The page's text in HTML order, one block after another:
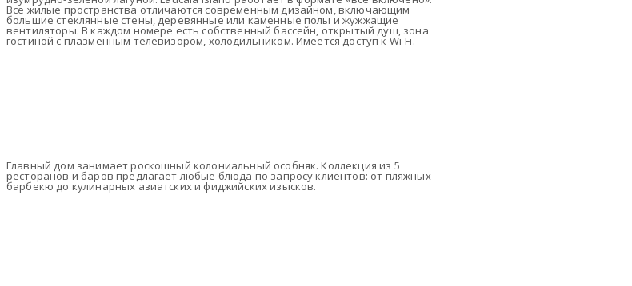
Все жилые пространства отличаются современным дизайном, включающим
большие стеклянные стены, деревянные или каменные полы и жужжащие
вентиляторы. В каждом номере есть собственный бассейн, открытый душ, зона
гостиной с плазменным телевизором, холодильником. Имеется доступ к Wi-Fi.
Главный дом занимает роскошный колониальный особняк. Коллекция из 5
ресторанов и баров предлагает любые блюда по запросу клиентов: от пляжных
барбекю до кулинарных азиатских и фиджийских изысков.